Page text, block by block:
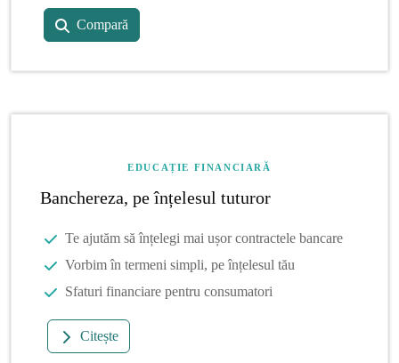
Compară
EDUCAȚIE FINANCIARĂ
Banchereza, pe înțelesul tuturor
Te ajutăm să înțelegi mai ușor contractele bancare
Vorbim în termeni simpli, pe înțelesul tău
Sfaturi financiare pentru consumatori
Citește